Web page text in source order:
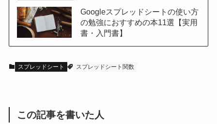
Googleスプレッドシートの使い方
の勉強におすすめの本11選【実用
書・入門書】
スプレッドシート スプレッドシート関数
この記事を書いた人